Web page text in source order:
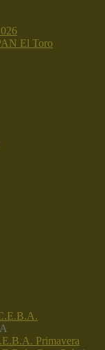
El Toro
Primavera